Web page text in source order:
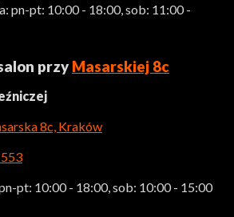
pn-pt: 10:00 - 18:00, sob: 11:00 -
przy Masarskiej 8c
8c, Kraków
pt: 10:00 - 18:00, sob: 10:00 - 15:00